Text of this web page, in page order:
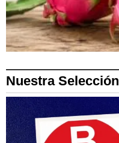
Nuestra Selección